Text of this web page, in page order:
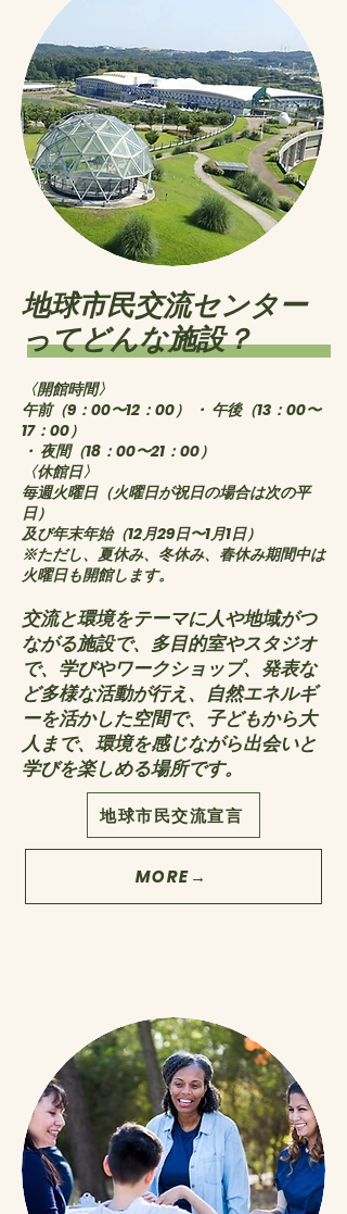
地球市民交流センター
ってどんな施設？
〈開館時間〉
午前（9：00〜12：00） ・ 午後（13：00〜
17：00）
・ 夜間（18：00〜21：00）
〈休館日〉
毎週火曜日（火曜日が祝日の場合は次の平
日）
及び年末年始（12月29日〜1月1日）
※ただし、夏休み、冬休み、春休み期間中は
火曜日も開館します。
交流と環境をテーマに人や地域がつ
ながる施設で、多目的室やスタジオ
で、学びやワークショップ、発表な
ど多様な活動が行え、自然エネルギ
ーを活かした空間で、子どもから大
人まで、環境を感じながら出会いと
学びを楽しめる場所です。
地球市民交流宣言
MORE→